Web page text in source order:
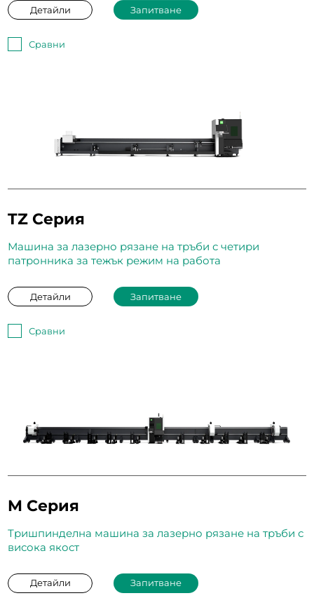
Детайли Запитване
Сравни
TZ Серия
Машина за лазерно рязане на тръби с четири
патронника за тежък режим на работа
Детайли Запитване
Сравни
M Серия
Тришпинделна машина за лазерно рязане на тръби с
висока якост
Детайли Запитване